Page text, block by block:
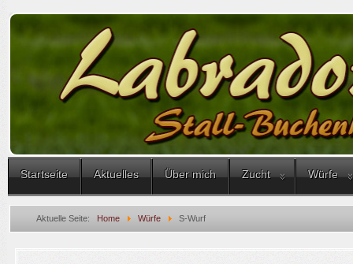
Startseite Aktuelles Über mich Zucht Würfe
Aktuelle Seite: Home Würfe S-Wurf